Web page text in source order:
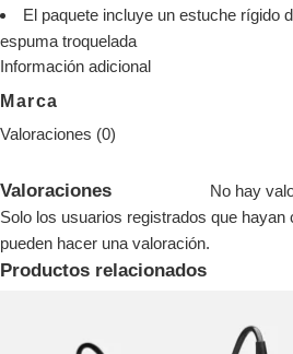
El paquete incluye un estuche rígido
espuma troquelada
Información adicional
Marca
Valoraciones (0)
Valoraciones
No hay
Solo los usuarios registrados que
pueden hacer una valoración.
Productos relacionados